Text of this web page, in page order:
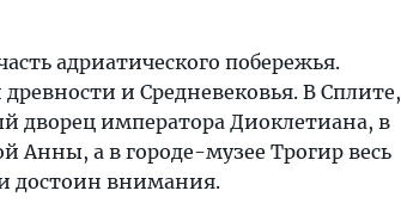
адриатического побережья.
и Средневековья. В Сплите,
дворец императора Диоклетиана, в
а в городе-музее Трогир весь
достоин внимания.